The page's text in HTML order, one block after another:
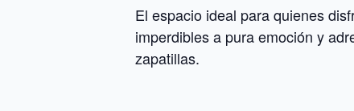
El espacio ideal para quienes
imperdibles a pura emoción y
zapatillas.